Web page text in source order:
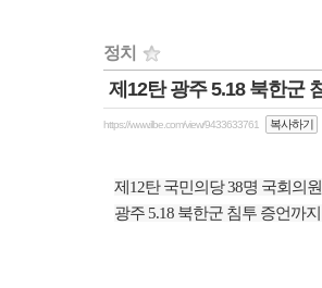
정치
제12탄 광주 5.18 북한군
https://www.ilbe.com/view/9433633761 복사하기
제 12탄 국민의당 38명 국회의
광주 5.18 북한군 침투 증언까